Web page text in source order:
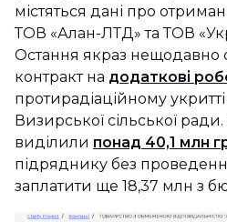
містяться дані про
ТОВ «Алан-ЛТД» та ТОВ
Остання якраз нещодавно
контракт на додаткові
протирадіаційному укритті
Визирської сільської
виділили понад 40,1 млн
підряднику без
заплатити ще 18,37 млн з